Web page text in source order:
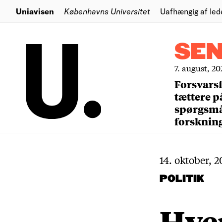
Uniavisen Københavns Universitet Uafhængig af
7. august,
tættere
14. oktober,
POLITIK